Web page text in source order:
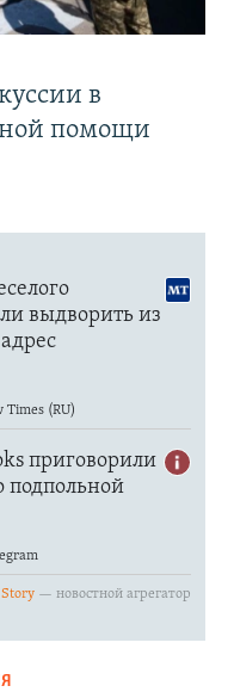
в
помощи